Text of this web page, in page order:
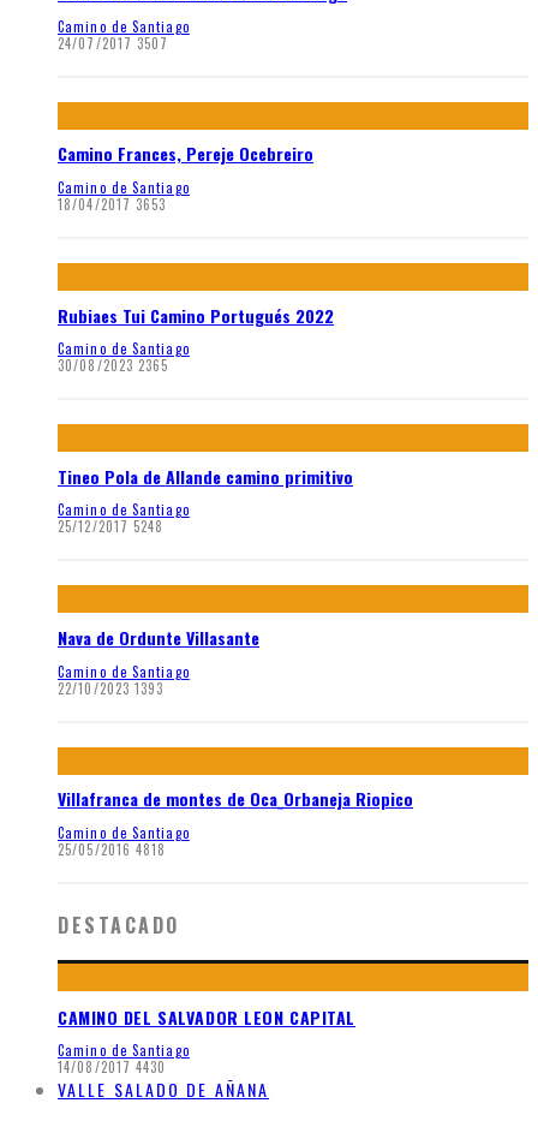
Camino de Santiago
24/07/2017 3507
Camino Frances, Pereje Ocebreiro
Camino de Santiago
18/04/2017 3653
Rubiaes Tui Camino Portugués 2022
Camino de Santiago
30/08/2023 2365
Tineo Pola de Allande camino primitivo
Camino de Santiago
25/12/2017 5248
Nava de Ordunte Villasante
Camino de Santiago
22/10/2023 1393
Villafranca de montes de Oca_Orbaneja Riopico
Camino de Santiago
25/05/2016 4818
DESTACADO
CAMINO DEL SALVADOR LEON CAPITAL
Camino de Santiago
14/08/2017 4430
VALLE SALADO DE AÑANA